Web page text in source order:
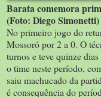
Barata comemora
(Foto: Diego Simonetti)
No primeiro jogo do
Mossoró por 2 a 0. O
turnos e teve quinze
o time neste período,
saiu machucado da
é consequência do